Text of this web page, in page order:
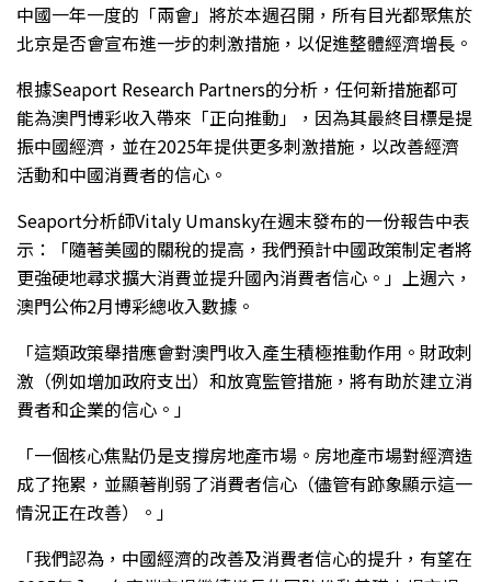
中國一年一度的「兩會」將於本週召開，所有目光都聚焦於
北京是否會宣布進一步的刺激措施，以促進整體經濟增長。
根據Seaport Research Partners的分析，任何新措施都可
能為澳門博彩收入帶來「正向推動」，因為其最終目標是提
振中國經濟，並在2025年提供更多刺激措施，以改善經濟
活動和中國消費者的信心。
Seaport分析師Vitaly Umansky在週末發布的一份報告中表
示：「隨著美國的關稅的提高，我們預計中國政策制定者將
更強硬地尋求擴大消費並提升國內消費者信心。」上週六，
澳門公佈2月博彩總收入數據。
「這類政策舉措應會對澳門收入產生積極推動作用。財政刺
激（例如增加政府支出）和放寬監管措施，將有助於建立消
費者和企業的信心。」
「一個核心焦點仍是支撐房地產市場。房地產市場對經濟造
成了拖累，並顯著削弱了消費者信心（儘管有跡象顯示這一
情況正在改善）。」
「我們認為，中國經濟的改善及消費者信心的提升，有望在